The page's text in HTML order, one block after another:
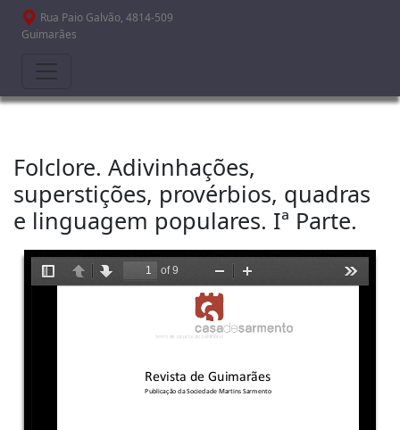
Passar para o conteúdo principal
Rua Paio Galvão, 4814-509
Guimarães
Folclore. Adivinhações,
superstições, provérbios, quadras
e linguagem populares. Iª Parte.